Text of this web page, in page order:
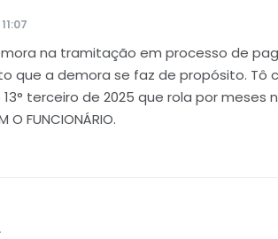
na tramitação em processo de
que a demora se faz de propósito. Tô
terceiro de 2025 que rola por meses na
O FUNCIONÁRIO.